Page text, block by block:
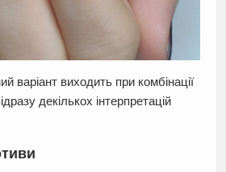
варіант виходить при комбінації
декількох інтерпретацій